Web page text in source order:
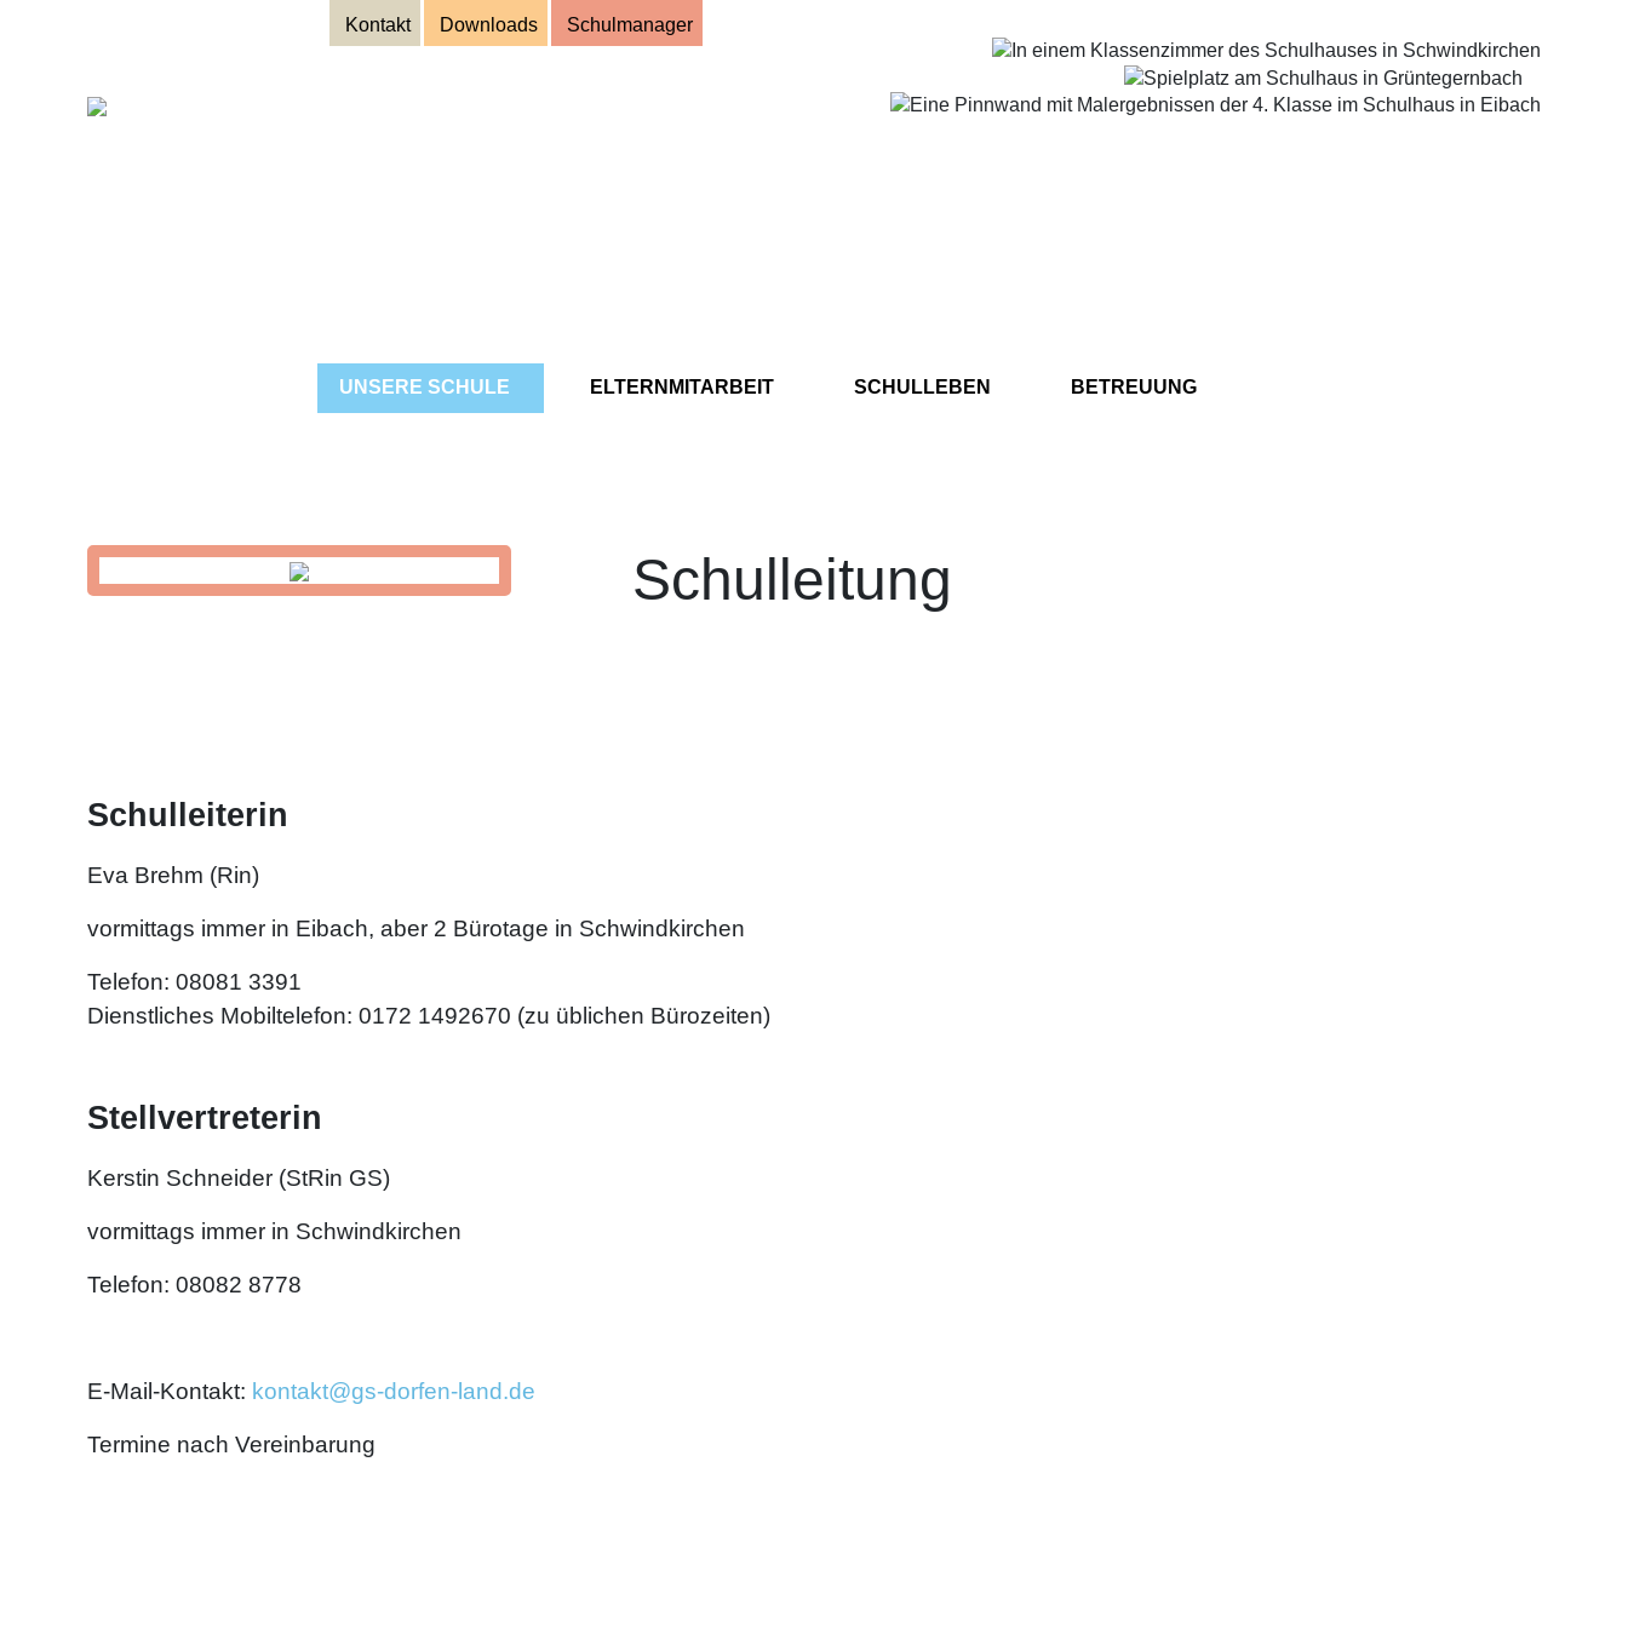
UNSERE SCHULE ELTERNMITARBEIT SCHULLEBEN BETREUUNG
Schulleitung
Schulleiterin
Eva Brehm (Rin)
vormittags immer in Eibach, aber 2 Bürotage in Schwindkirchen
Telefon: 08081 3391
Dienstliches Mobiltelefon: 0172 1492670 (zu üblichen Bürozeiten)
Stellvertreterin
Kerstin Schneider (StRin GS)
vormittags immer in Schwindkirchen
Telefon: 08082 8778
E-Mail-Kontakt: kontakt@gs-dorfen-land.de
Termine nach Vereinbarung
Kontakt Downloads Schulmanager